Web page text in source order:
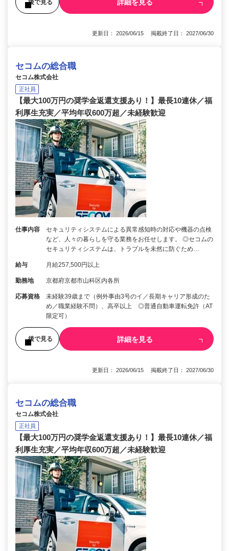
後で見る 詳細を見る
更新日： 2026/06/15 掲載終了日： 2027/06/30
セコムの総合職
セコム株式会社
正社員
【最大100万円の奨学金返還支援あり！】最長10連休／福
利厚生充実／平均年収600万超／未経験歓迎
仕事内容
セキュリティシステムによる異常感知時の対応や機器の点検
など、人々の暮らしを守る業務をお任せします。 ◎セコムの
セキュリティシステムは、トラブルを未然に防ぐため…
給与 月給257,500円以上
勤務地 京都府京都市山科区内各所
応募資格
未経験39歳まで（例外事由3号のイ／長期キャリア形成のた
め／職業経験不問）、高卒以上 ◎普通自動車運転免許（AT
限定可）
後で見る 詳細を見る
更新日： 2026/06/15 掲載終了日： 2027/06/30
セコムの総合職
セコム株式会社
正社員
【最大100万円の奨学金返還支援あり！】最長10連休／福
利厚生充実／平均年収600万超／未経験歓迎